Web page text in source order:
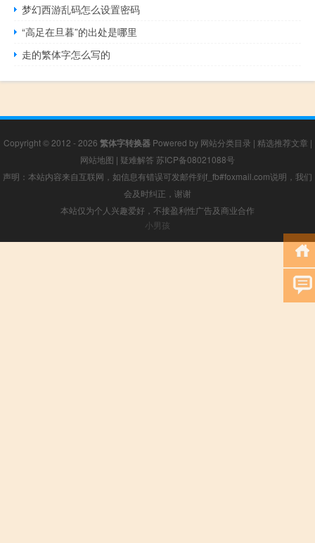
梦幻西游乱码怎么设置密码
“高足在旦暮”的出处是哪里
走的繁体字怎么写的
Copyright © 2012 - 2026 繁体字转换器Powered by 网站分类目录 | 精选推荐文章 |
网站地图 | 疑难解答 苏ICP备08021088号
声明：本站内容来自互联网，如信息有错误可发邮件到f_fb#foxmail.com说明，我们
会及时纠正，谢谢
本站仅为个人兴趣爱好，不接盈利性广告及商业合作
小男孩